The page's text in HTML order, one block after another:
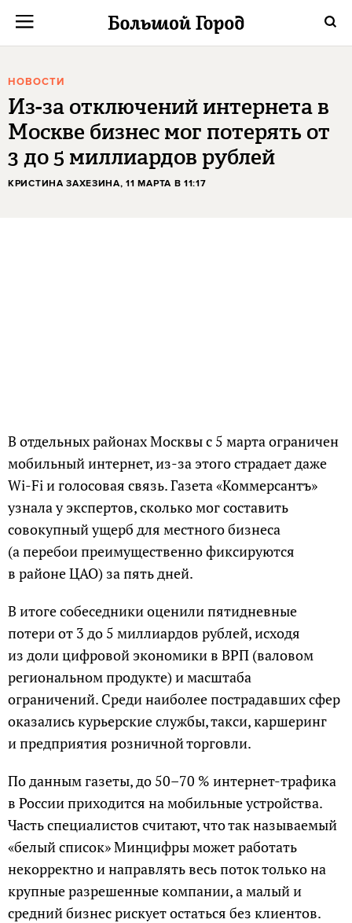
НОВОСТИ
Из-за отключений интернета в
Москве бизнес мог потерять от
3 до 5 миллиардов рублей
КРИСТИНА ЗАХЕЗИНА, 11 МАРТА В 11:17
В отдельных районах Москвы с 5 марта ограничен
мобильный интернет, из-за этого страдает даже
Wi-Fi и голосовая связь. Газета «Коммерсантъ»
узнала у экспертов, сколько мог составить
совокупный ущерб для местного бизнеса
(а перебои преимущественно фиксируются
в районе ЦАО) за пять дней.
В итоге собеседники оценили пятидневные
потери от 3 до 5 миллиардов рублей, исходя
из доли цифровой экономики в ВРП (валовом
региональном продукте) и масштаба
ограничений. Среди наиболее пострадавших сфер
оказались курьерские службы, такси, каршеринг
и предприятия розничной торговли.
По данным газеты, до 50–70 % интернет-трафика
в России приходится на мобильные устройства.
Часть специалистов считают, что так называемый
«белый список» Минцифры может работать
некорректно и направлять весь поток только на
крупные разрешенные компании, а малый и
средний бизнес рискует остаться без клиентов.